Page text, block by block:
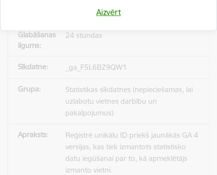
Aizvērt
apmeklētājs izmanto vietni.
24 stundas
_ga_F5L6BZ9QW1
Statistikas sīkdatnes (nepieciešamas, lai
uzlabotu vietnes darbību un
pakalpojumus)
Reģistrē unikālu ID priekš jaunākās GA 4
versijas, kas tiek izmantots statistisko
datu iegūšanai par to, kā apmeklētājs
izmanto vietni.